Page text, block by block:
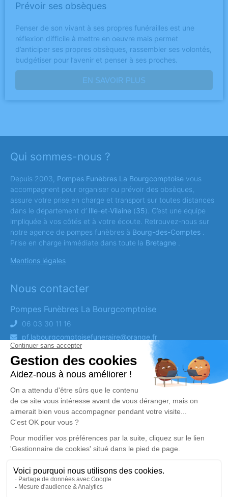
Prévoir ses obsèques
Penser de son vivant à ses propres funérailles est une
réflexion difficile à mettre en oeuvre mais permet
d’anticiper ses propres obsèques, rassembler ses volontés,
budgétiser pour l’avenir et penser à ses proches.
EN SAVOIR PLUS
Qui sommes-nous ?
Depuis 2003, Pompes Funèbres La Bourgcomptoise vous
accompagnent pour organiser ou prévoir des obsèques,
assure votre prise en charge et transport sur toutes distances
dans le département d’ Ille-et-Vilaine (35). C’est une équipe
impliquée à vos côtés et à votre écoute. Retrouvez-nous sur
notre agence de pompes funèbres à Bourg-des-Comptes
Prise en charge immédiate dans toute la Bretagne
Mentions légales
Nous contacter
Pompes Funèbres La Bourgcomptoise
06 03 30 11 16
pf.labourgcomptoisefuneraire@orange.fr
Z.A La Touche,35890 Bourg-des-Comptes
Suivez-nous
Obtenez un devis
DEVIS OBSÈQUES
DEVIS PRÉVOYANCE